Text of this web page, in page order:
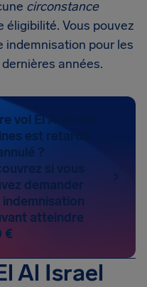
circonstance
Vous pouvez
indemnisation pour les
années.
vol El Al Israel
est retardé
?
si vous
demander
indemnisation
atteindre
€
Al Israel